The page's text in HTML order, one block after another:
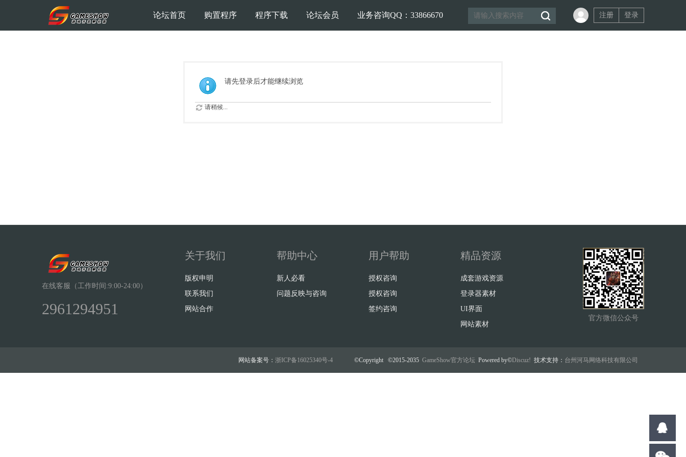
论坛首页 购置程序 程序下载 论坛会员 业务咨询QQ：33866670 注册 登录
请先登录后才能继续浏览
请稍候...
在线客服（工作时间:9:00-24:00）
2961294951
关于我们
版权申明
联系我们
网站合作
帮助中心
新人必看
问题反映与咨询
用户帮助
授权咨询
授权咨询
签约咨询
精品资源
成套游戏资源
登录器素材
UI界面
网站素材
官方微信公众号
网站备案号： 浙ICP备16025340号-4 ©Copyright ©2015-2035 GameShow官方论坛 Powered by©Discuz! 技术支持： 台州河马网络科技有限公司